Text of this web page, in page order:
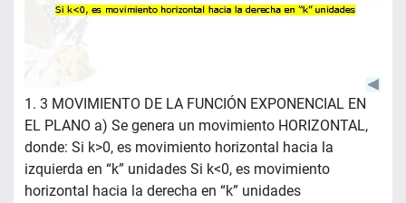
1. 3 MOVIMIENTO DE LA FUNCIÓN EXPONENCIAL EN
EL PLANO a) Se genera un movimiento HORIZONTAL,
donde: Si k>0, es movimiento horizontal hacia la
izquierda en “k” unidades Si k<0, es movimiento
horizontal hacia la derecha en “k” unidades